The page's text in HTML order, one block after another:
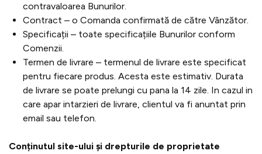
contravaloarea Bunurilor.
Contract – o Comanda confirmată de către Vânzător.
Specificații – toate specificațiile Bunurilor conform
Comenzii.
Termen de livrare – termenul de livrare este specificat
pentru fiecare produs. Acesta este estimativ. Durata
de livrare se poate prelungi cu pana la 14 zile. In cazul in
care apar intarzieri de livrare, clientul va fi anuntat prin
email sau telefon.
Conținutul site-ului și drepturile de proprietate